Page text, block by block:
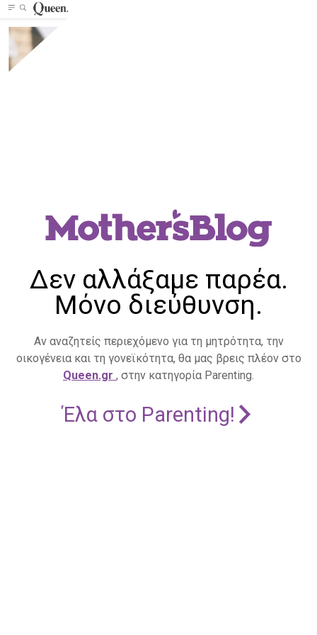
Δεν αλλάξαμε παρέα.
Μόνο διεύθυνση.
Αν αναζητείς περιεχόμενο για τη μητρότητα, την
οικογένεια και τη γονεϊκότητα, θα μας βρεις πλέον στο
Queen.gr , στην κατηγορία Parenting.
Έλα στο Parenting!